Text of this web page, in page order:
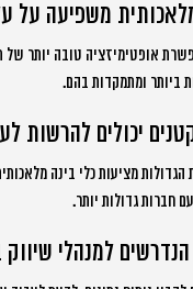
משפיעה על
אופטימיזציה טובה יותר של
ביותר ומתמקדות בהם.
יכולים להרשות
הגדולות מציעות כלי בינה
חברות גדולות יותר.
למנהלי